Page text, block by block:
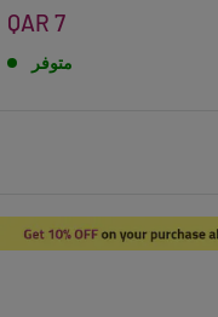
سعر
QAR 7
متوفر